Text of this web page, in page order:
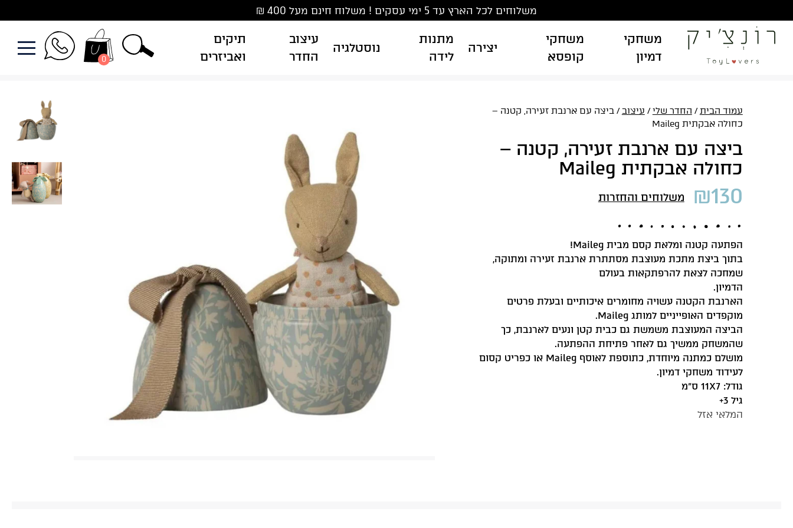
to
content
משלוחים לכל הארץ עד 5 ימי עסקים ! משלוח חינם מעל 400 ₪
משחקי
דמיון
משחקי
קופסא
יצירה
מתנות
לידה
נוסטלגיה
עיצוב
החדר
תיקים
ואביזרים
0
עמוד הבית/ החדר שלי/ עיצוב/ ביצה עם ארנבת זעירה, קטנה –
כחולה אבקתית Maileg
ביצה עם ארנבת זעירה, קטנה –
כחולה אבקתית Maileg
₪130 משלוחים והחזרות
הפתעה קטנה ומלאת קסם מבית Maileg!
בתוך ביצת מתכת מעוצבת מסתתרת ארנבת זעירה ומתוקה,
שמחכה לצאת להרפתקאות בעולם
הדמיון.
הארנבת הקטנה עשויה מחומרים איכותיים ובעלת פרטים
מוקפדים האופייניים למותג Maileg.
הביצה המעוצבת משמשת גם כבית קטן ונעים לארנבת, כך
שהמשחק ממשיך גם לאחר פתיחת ההפתעה.
מושלם כמתנה מיוחדת, כתוספת לאוסף Maileg או כפריט קסום
לעידוד משחקי דמיון.
גודל: 11X7 ס”מ
גיל 3+
המלאי אזל